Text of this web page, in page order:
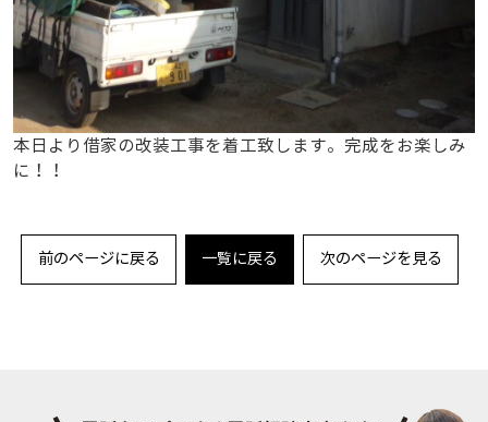
本日より借家の改装工事を着工致します。完成をお楽しみ
に！！
前のページに戻る 一覧に戻る 次のページを見る